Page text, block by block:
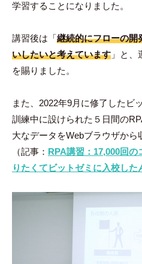
学習することになりました。
講習後は「継続的にフローの開
いしたいと考えています 」と
を賜りました。
また、2022年9月に修了したビ
訓練中に設けられた５日間の
大なデータをWebブラウザか
（記事： RPA講習：17,000回
りたくてビットゼミに入校した